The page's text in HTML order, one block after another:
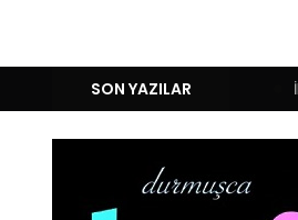
SON YAZILAR
DUYGULARIN BASARINDIR!